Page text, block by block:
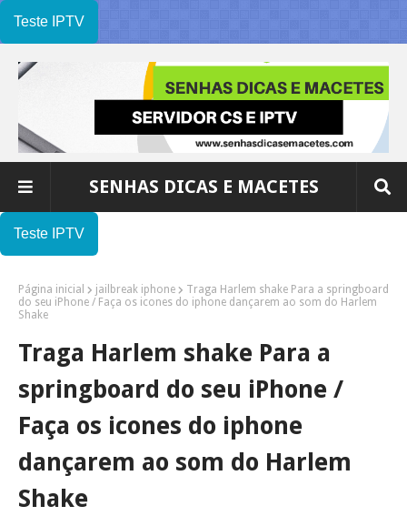
Teste IPTV
SENHAS DICAS E MACETES
Teste IPTV
Página inicial jailbreak iphone
Traga Harlem shake Para a springboard
do seu iPhone / Faça os icones do iphone dançarem ao som do Harlem
Shake
Traga Harlem shake Para a
springboard do seu iPhone /
Faça os icones do iphone
dançarem ao som do Harlem
Shake